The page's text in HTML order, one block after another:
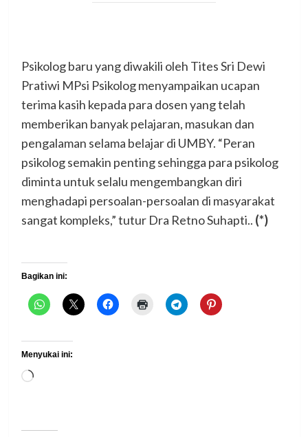
Psikolog baru yang diwakili oleh Tites Sri Dewi
Pratiwi MPsi Psikolog menyampaikan ucapan
terima kasih kepada para dosen yang telah
memberikan banyak pelajaran, masukan dan
pengalaman selama belajar di UMBY. “Peran
psikolog semakin penting sehingga para psikolog
diminta untuk selalu mengembangkan diri
menghadapi persoalan-persoalan di masyarakat
sangat kompleks,” tutur Dra Retno Suhapti.. (*)
Bagikan ini:
Menyukai ini:
Memuat...